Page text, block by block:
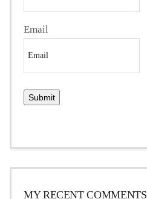
Email
MY RECENT COMMENTS